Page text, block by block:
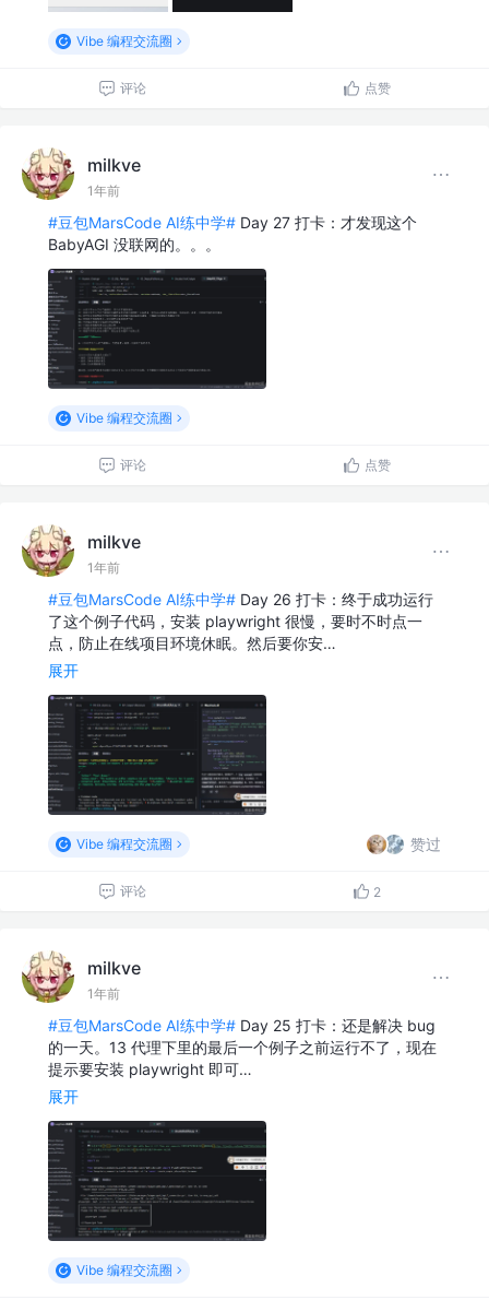
Vibe 编程交流圈
评论 点赞
milkve
1年前
#豆包MarsCode AI练中学# Day 27 打卡：才发现这个
BabyAGI 没联网的。。。
Vibe 编程交流圈
评论 点赞
milkve
1年前
#豆包MarsCode AI练中学# Day 26 打卡：终于成功运行
了这个例子代码，安装 playwright 很慢，要时不时点一
点，防止在线项目环境休眠。然后要你安…
展开
Vibe 编程交流圈 赞过
评论 2
milkve
1年前
#豆包MarsCode AI练中学# Day 25 打卡：还是解决 bug
的一天。13 代理下里的最后一个例子之前运行不了，现在
提示要安装 playwright 即可…
展开
Vibe 编程交流圈